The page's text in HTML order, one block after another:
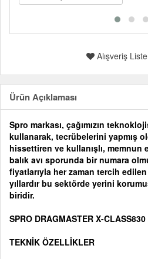
Alışveriş
Ürün Açıklaması
Spro markası, çağımızın
kullanarak, tecrübelerini yapmış
hissettiren ve kullanışlı, memnun
balık avı sporunda bir numara
fiyatlarıyla her zaman tercih
yıllardır bu sektörde yerini
biridir.
SPRO DRAGMASTER X-
TEKNİK ÖZELLİKLER